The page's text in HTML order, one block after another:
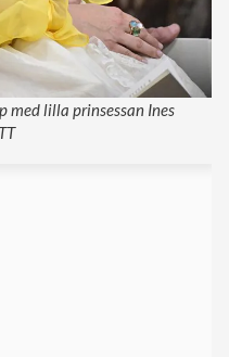
med lilla prinsessan Ines